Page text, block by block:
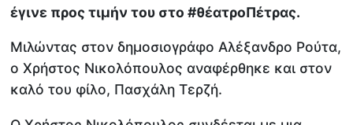
έγινε προς τιμήν του στο #θέατροΠέτρας.
Μιλώντας στον δημοσιογράφο Αλέξανδρο Ρούτα,
ο Χρήστος Νικολόπουλος αναφέρθηκε και στον
καλό του φίλο, Πασχάλη Τερζή.